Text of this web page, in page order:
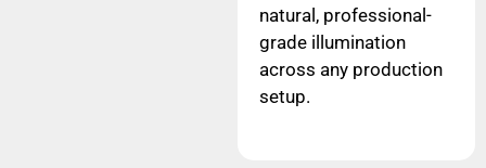
natural, professional-
grade illumination
across any production
setup.